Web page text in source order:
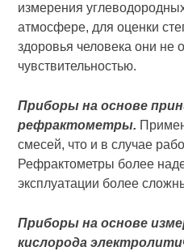
измерения
атмосфере, для оценки
здоровья человека они не
чувствительностью.
Приборы на основе
рефрактометры.
смесей, что и в случае
Рефрактометры более
эксплуатации более
Приборы на основе
кислорода